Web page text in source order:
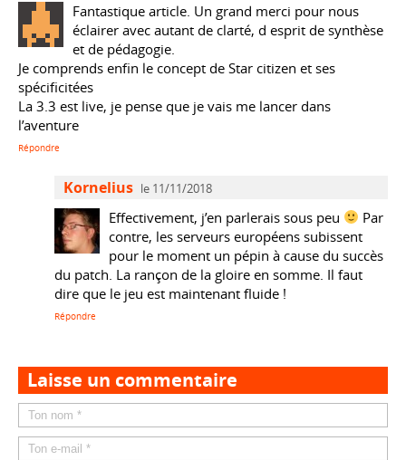
Fantastique article. Un grand merci pour nous
éclairer avec autant de clarté, d esprit de synthèse
et de pédagogie.
Je comprends enfin le concept de Star citizen et ses
spécificitées
La 3.3 est live, je pense que je vais me lancer dans
l’aventure
Répondre
Kornelius le 11/11/2018
Effectivement, j’en parlerais sous peu
Par
contre, les serveurs européens subissent
pour le moment un pépin à cause du succès
du patch. La rançon de la gloire en somme. Il faut
dire que le jeu est maintenant fluide !
Répondre
Laisse un commentaire